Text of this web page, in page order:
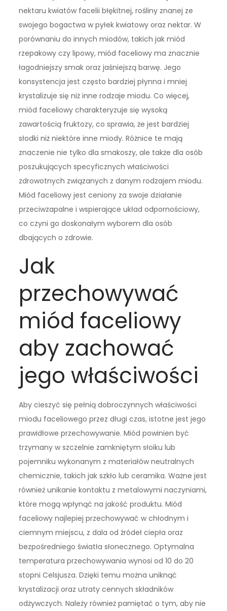
nektaru kwiatów facelii błękitnej, rośliny znanej ze
swojego bogactwa w pyłek kwiatowy oraz nektar. W
porównaniu do innych miodów, takich jak miód
rzepakowy czy lipowy, miód faceliowy ma znacznie
łagodniejszy smak oraz jaśniejszą barwę. Jego
konsystencja jest często bardziej płynna i mniej
krystalizuje się niż inne rodzaje miodu. Co więcej,
miód faceliowy charakteryzuje się wysoką
zawartością fruktozy, co sprawia, że jest bardziej
słodki niż niektóre inne miody. Różnice te mają
znaczenie nie tylko dla smakoszy, ale także dla osób
poszukujących specyficznych właściwości
zdrowotnych związanych z danym rodzajem miodu.
Miód faceliowy jest ceniony za swoje działanie
przeciwzapalne i wspierające układ odpornościowy,
co czyni go doskonałym wyborem dla osób
dbających o zdrowie.
Jak
przechowywać
miód faceliowy
aby zachować
jego właściwości
Aby cieszyć się pełnią dobroczynnych właściwości
miodu faceliowego przez długi czas, istotne jest jego
prawidłowe przechowywanie. Miód powinien być
trzymany w szczelnie zamkniętym słoiku lub
pojemniku wykonanym z materiałów neutralnych
chemicznie, takich jak szkło lub ceramika. Ważne jest
również unikanie kontaktu z metalowymi naczyniami,
które mogą wpłynąć na jakość produktu. Miód
faceliowy najlepiej przechowywać w chłodnym i
ciemnym miejscu, z dala od źródeł ciepła oraz
bezpośredniego światła słonecznego. Optymalna
temperatura przechowywania wynosi od 10 do 20
stopni Celsjusza. Dzięki temu można uniknąć
krystalizacji oraz utraty cennych składników
odżywczych. Należy również pamiętać o tym, aby nie